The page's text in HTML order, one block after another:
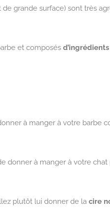
grande surface) sont très
et composés
à manger à votre barbe
donner à manger à votre chat
plutôt lui donner de la cire